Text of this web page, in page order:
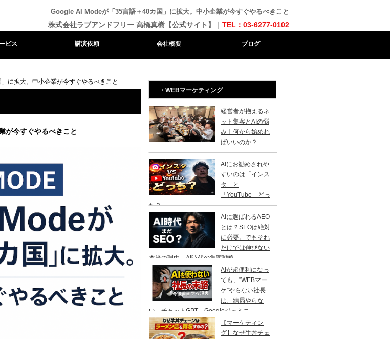
Google AI Modeが「35言語＋40カ国」に拡大。中小企業が今すぐやるべきこと
株式会社ラブアンドフリー 高橋真樹【公式サイト】｜ TEL：03-6277-0102
ビス 講演依頼 会社概要 ブログ
に拡大。中小企業が今すぐやるべきこと
が今すぐやるべきこと
・WEBマーケティング
経営者が抱えるネ
ット集客とAIの悩
み｜何から始めれ
ばいいのか？
AIにお勧めされや
すいのは「インス
タ」と
「YouTube」どっ
ち？
AIに選ばれるAEO
とは？SEOは絶対
に必要。でもそれ
だけでは伸びない
本当の理由、AI時代の集客戦略
AIが超便利になっ
ても、”WEBマー
ケ”やらない社長
は、結局やらな
い。チャットGPT、Googleジェミニ
【マーケティン
グ】なぜ牛丼チェ